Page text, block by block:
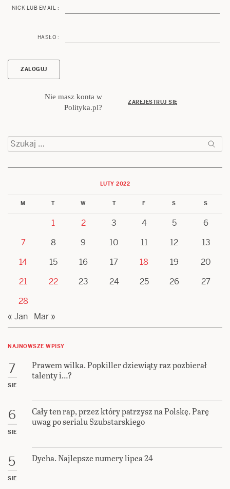
NICK LUB EMAIL :
HASŁO :
Nie masz konta w
Polityka.pl?
ZAREJESTRUJ SIĘ
Szukaj:
LUTY 2022
M T W T F S S
1 2 3 4 5
6
7
8 9 10 11 12
13
14
15 16 17 18 19
20
21
22 23 24 25 26
27
28
« Jan
Mar »
NAJNOWSZE WPISY
7
SIE
Prawem wilka. Popkiller dziewiąty raz pozbierał
talenty i…?
6
SIE
Cały ten rap, przez który patrzysz na Polskę. Parę
uwag po serialu Szubstarskiego
5
SIE
Dycha. Najlepsze numery lipca 24